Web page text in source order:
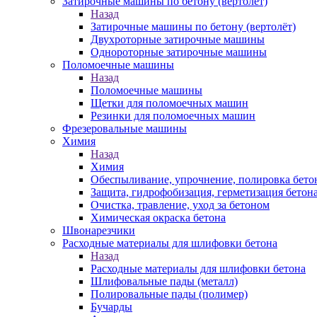
Назад
Затирочные машины по бетону (вертолёт)
Двухроторные затирочные машины
Однороторные затирочные машины
Поломоечные машины
Назад
Поломоечные машины
Щетки для поломоечных машин
Резинки для поломоечных машин
Фрезеровальные машины
Химия
Назад
Химия
Обеспыливание, упрочнение, полировка
Защита, гидрофобизация, герметизация
Очистка, травление, уход за бетоном
Химическая окраска бетона
Швонарезчики
Расходные материалы для шлифовки бетона
Назад
Расходные материалы для шлифовки бетона
Шлифовальные пады (металл)
Полировальные пады (полимер)
Бучарды